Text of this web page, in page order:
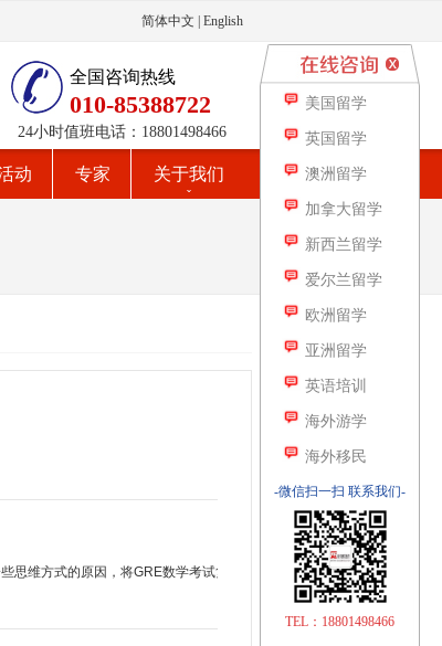
简体中文 English
全国咨询热线
010-85388722
24小时值班电话：18801498466
动 专家 关于我们
思维方式的原因，将GRE数学考试复
美国留学
英国留学
澳洲留学
加拿大留学
新西兰留学
爱尔兰留学
欧洲留学
亚洲留学
英语培训
海外游学
海外移民
-微信扫一扫 联系我们-
TEL：18801498466